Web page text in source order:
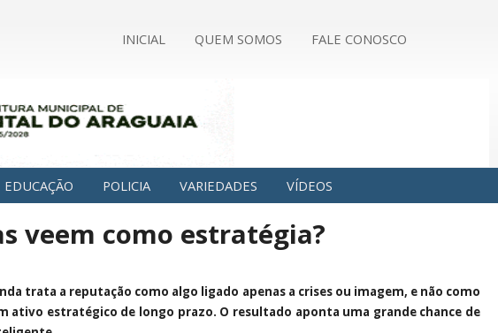
INICIAL QUEM SOMOS FALE CONOSCO
EDUCAÇÃO POLICIA VARIEDADES VÍDEOS
veem como estratégia?
trata a reputação como algo ligado apenas a crises ou imagem, e não como
estratégico de longo prazo. O resultado aponta uma grande chance de